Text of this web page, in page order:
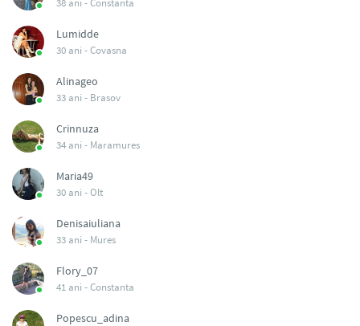
38 ani -Constanta
Lumidde
30 ani -Covasna
Alinageo
33 ani - Brasov
Crinnuza
34 ani - Maramures
Maria49
30 ani -Olt
Denisaiuliana
33 ani - Mures
Flory_07
41 ani -Constanta
Popescu_adina